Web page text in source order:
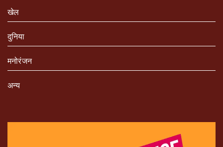
खेल
दुनिया
मनोरंजन
अन्य